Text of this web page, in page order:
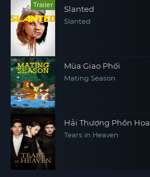
Trailer Slanted
Slanted
Mùa Giao Phối
Mating Season
Hải Thượng Phồn Hoa
Tears in Heaven